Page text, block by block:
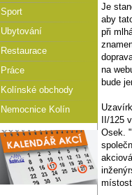
Sport
Ubytování
Restaurace
Práce
Kolínské obchody
Nemocnice Kolín
Je
aby
při
na
bude
II/125
Osek.